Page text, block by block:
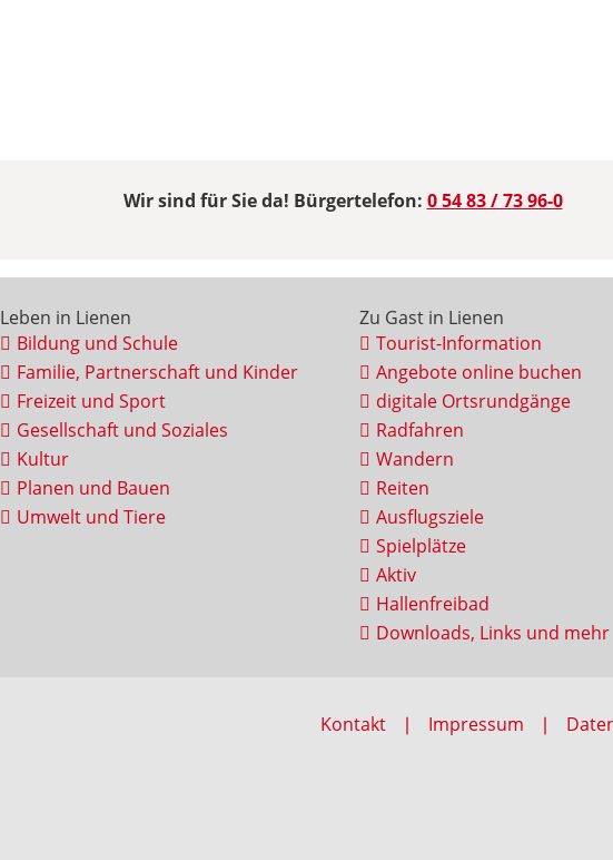
Wir sind für Sie da! Bürgertelefon: 0 54 83 / 73 96-0
Leben in Lienen
Bildung und Schule
Familie, Partnerschaft und Kinder
Freizeit und Sport
Gesellschaft und Soziales
Kultur
Planen und Bauen
Umwelt und Tiere
Zu Gast in Lienen
Tourist-Information
Angebote online buchen
digitale Ortsrundgänge
Radfahren
Wandern
Reiten
Ausflugsziele
Spielplätze
Aktiv
Hallenfreibad
Downloads, Links und mehr
Kontakt Impressum